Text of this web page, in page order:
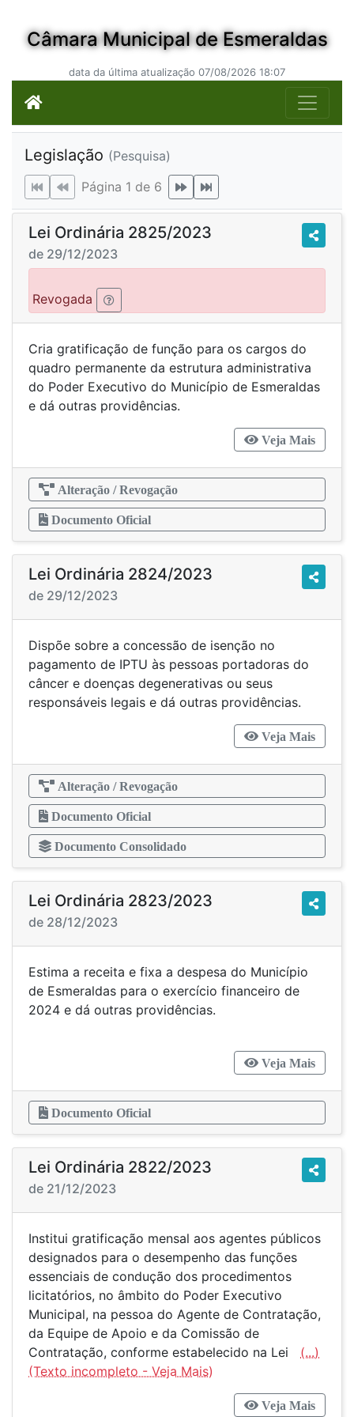
Câmara Municipal de Esmeraldas
data da última atualização 07/08/2026 18:07
Legislação (Pesquisa)
Página 1 de 6
Lei Ordinária 2825/2023
de 29/12/2023
Revogada
Cria gratificação de função para os cargos do
quadro permanente da estrutura administrativa
do Poder Executivo do Município de Esmeraldas
e dá outras providências.
Veja Mais
Alteração / Revogação
Documento Oficial
Lei Ordinária 2824/2023
de 29/12/2023
Dispõe sobre a concessão de isenção no
pagamento de IPTU às pessoas portadoras do
câncer e doenças degenerativas ou seus
responsáveis legais e dá outras providências.
Veja Mais
Alteração / Revogação
Documento Oficial
Documento Consolidado
Lei Ordinária 2823/2023
de 28/12/2023
Estima a receita e fixa a despesa do Município
de Esmeraldas para o exercício financeiro de
2024 e dá outras providências.
Veja Mais
Documento Oficial
Lei Ordinária 2822/2023
de 21/12/2023
Institui gratificação mensal aos agentes públicos
designados para o desempenho das funções
essenciais de condução dos procedimentos
licitatórios, no âmbito do Poder Executivo
Municipal, na pessoa do Agente de Contratação,
da Equipe de Apoio e da Comissão de
Contratação, conforme estabelecido na Lei (...)
Veja Mais